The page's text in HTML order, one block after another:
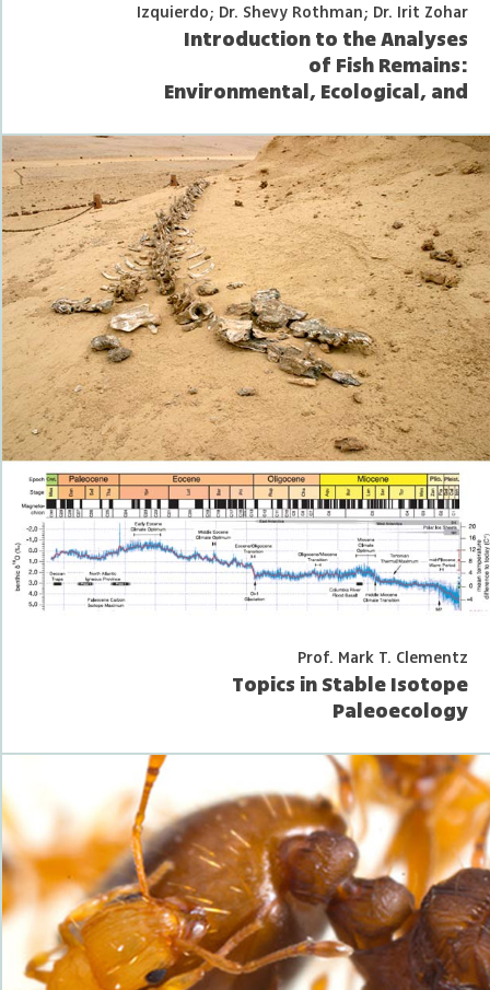
Izquierdo; Dr. Shevy Rothman; Dr. Irit Zohar
Introduction to the Analyses
of Fish Remains:
Environmental, Ecological, and
Prof. Mark T. Clementz
Topics in Stable Isotope
Paleoecology